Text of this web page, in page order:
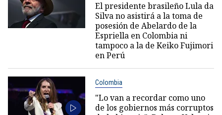
El presidente brasileño Lula da
Silva no asistirá a la toma de
posesión de Abelardo de la
Espriella en Colombia ni
tampoco a la de Keiko Fujimori
en Perú
Colombia
"Lo van a recordar como uno
de los gobiernos más corruptos